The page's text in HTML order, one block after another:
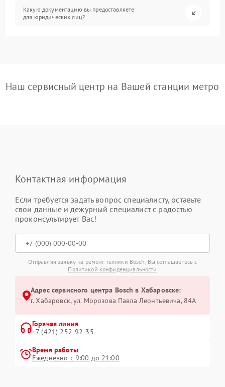
Какую документацию вы предоставляете
для юридических лиц?
Наш сервисный центр на Вашей станции метро
Контактная информация
Если требуется задать вопрос специалисту, оставьте
свои данные и дежурный специалист с радостью
проконсультирует Вас!
Отправляя заявку на ремонт техники Bosch, Вы соглашаетесь с
Политикой конфиденциальности
Адрес сервисного центра Bosch в Хабаровске:
г. Хабаровск, ул. Морозова Павла Леонтьевича, 84А
Горячая линия
+7 (421) 252-92-35
Время работы
Ежедневно с 9:00 до 21:00